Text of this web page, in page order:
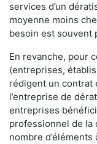
services d’un
moyenne moins
besoin est souvent
En revanche, pour
(entreprises,
rédigent un contrat
l’entreprise de
entreprises
professionnel de la
nombre d’éléments